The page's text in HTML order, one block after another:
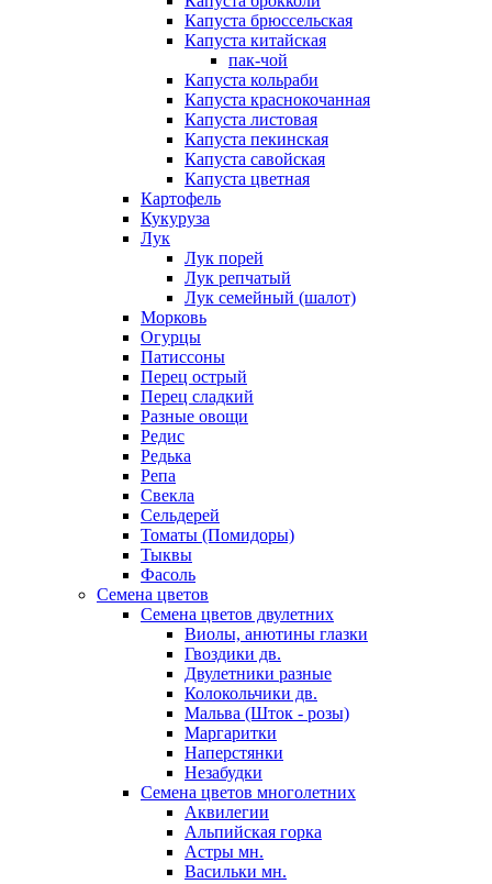
Капуста брюссельская
Капуста китайская
пак-чой
Капуста кольраби
Капуста краснокочанная
Капуста листовая
Капуста пекинская
Капуста савойская
Капуста цветная
Картофель
Кукуруза
Лук
Лук порей
Лук репчатый
Лук семейный (шалот)
Морковь
Огурцы
Патиссоны
Перец острый
Перец сладкий
Разные овощи
Редис
Редька
Репа
Свекла
Сельдерей
Томаты (Помидоры)
Тыквы
Фасоль
Семена цветов
Семена цветов двулетних
Виолы, анютины глазки
Гвоздики дв.
Двулетники разные
Колокольчики дв.
Мальва (Шток - розы)
Маргаритки
Наперстянки
Незабудки
Семена цветов многолетних
Аквилегии
Альпийская горка
Астры мн.
Васильки мн.